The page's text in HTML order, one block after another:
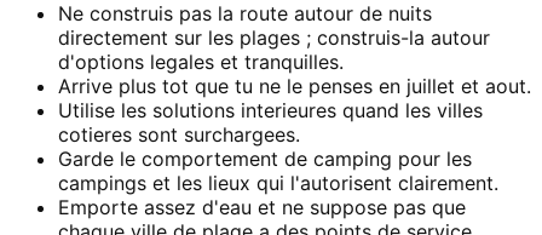
Ne construis pas la route autour de nuits
directement sur les plages ; construis-la autour
d'options legales et tranquilles.
Arrive plus tot que tu ne le penses en juillet et aout.
Utilise les solutions interieures quand les villes
cotieres sont surchargees.
Garde le comportement de camping pour les
campings et les lieux qui l'autorisent clairement.
Emporte assez d'eau et ne suppose pas que